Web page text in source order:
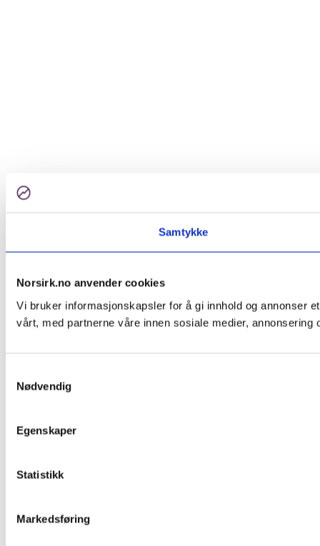
Samtykke
Norsirk.no anvender cookies
Vi bruker informasjonskapsler for å gi innhold og annonser
vårt, med partnerne våre innen sosiale medier, annonsering
Nødvendig
Egenskaper
Statistikk
Markedsføring